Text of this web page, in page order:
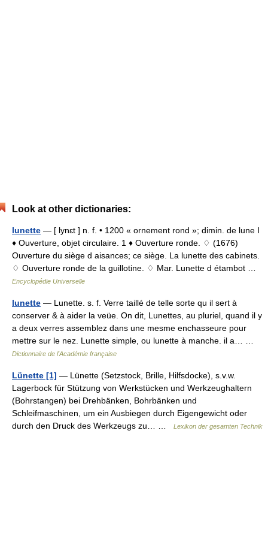
Look at other dictionaries:
lunette — [ lynɛt ] n. f. • 1200 « ornement rond »; dimin. de lune I
♦ Ouverture, objet circulaire. 1 ♦ Ouverture ronde. ♢ (1676)
Ouverture du siège d aisances; ce siège. La lunette des cabinets.
♢ Ouverture ronde de la guillotine. ♢ Mar. Lunette d étambot …
Encyclopédie Universelle
lunette — Lunette. s. f. Verre taillé de telle sorte qu il sert à
conserver & à aider la veüe. On dit, Lunettes, au pluriel, quand il y
a deux verres assemblez dans une mesme enchasseure pour
mettre sur le nez. Lunette simple, ou lunette à manche. il a… …
Dictionnaire de l'Académie française
Lünette [1] — Lünette (Setzstock, Brille, Hilfsdocke), s.v.w.
Lagerbock für Stützung von Werkstücken und Werkzeughaltern
(Bohrstangen) bei Drehbänken, Bohrbänken und
Schleifmaschinen, um ein Ausbiegen durch Eigengewicht oder
durch den Druck des Werkzeugs zu… …
Lexikon der gesamten Technik